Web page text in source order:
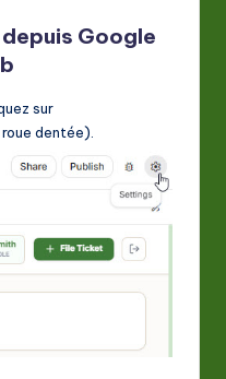
Google
sur
dentée).